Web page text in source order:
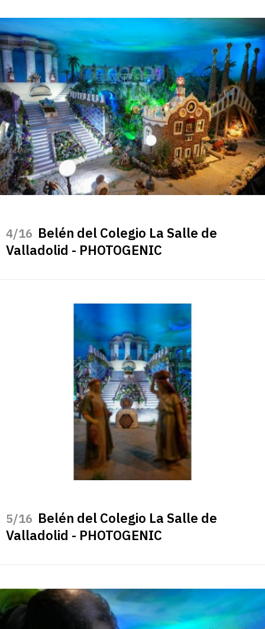
/16 Belén del Colegio La Salle de
Valladolid - PHOTOGENIC
/16 Belén del Colegio La Salle de
Valladolid - PHOTOGENIC